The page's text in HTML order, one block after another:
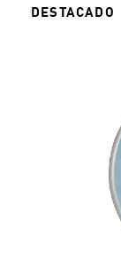
DESTACADO